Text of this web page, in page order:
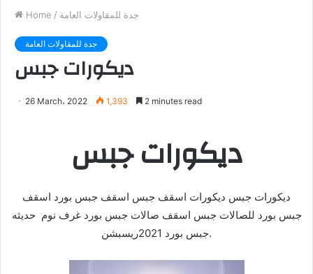
Home / جدة للمقاولات العامة
جدة للمقاولات العامة
ديكورات جبس
26 March، 2022 1,393 2 minutes read
ديكورات جبس
ديكورات جبس ديكورات اسقف جبس اسقف جبس بورد اسقف
جبس بورد للصالات جبس اسقف صالات جبس بورد غرف نوم حديثه
جبس بورد 2021ريسبشن.